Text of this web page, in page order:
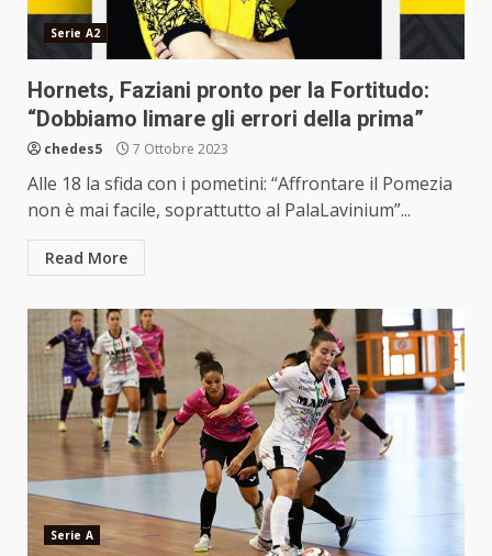
Serie A2
Hornets, Faziani pronto per la Fortitudo:
“Dobbiamo limare gli errori della prima”
chedes5 7 Ottobre 2023
Alle 18 la sfida con i pometini: “Affrontare il Pomezia
non è mai facile, soprattutto al PalaLavinium”...
Read More
Serie A